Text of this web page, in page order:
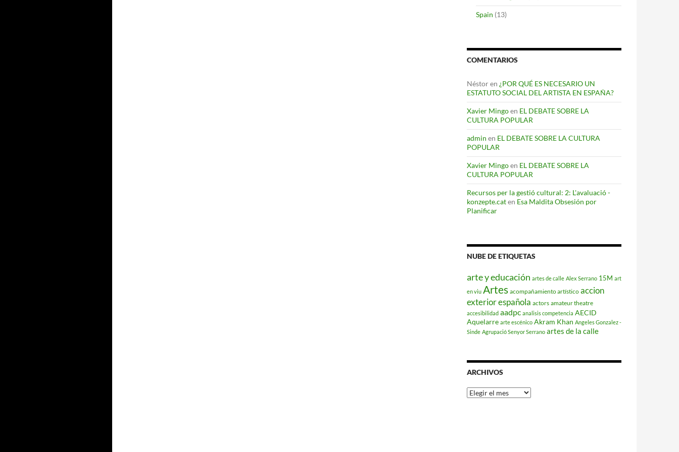
Spain (13)
COMENTARIOS
Néstoren ¿POR QUÉ ES NECESARIO UN
ESTATUTO SOCIAL DEL ARTISTA EN ESPAÑA?
Xavier Mingoen EL DEBATE SOBRE LA
CULTURA POPULAR
admin en EL DEBATE SOBRE LA CULTURA
POPULAR
Xavier Mingoen EL DEBATE SOBRE LA
CULTURA POPULAR
Recursos per la gestió cultural: 2: L'avaluació -
konzepte.caten Esa Maldita Obsesión por
Planificar
NUBE DE ETIQUETAS
arte y educación artes de calle Alex Serrano 15M art
en viu Artes acompañamiento artístico accion
exterior española actors amateur theatre
accesibilidad aadpc analisis competencia AECID
Aquelarre arte escénico Akram Khan Angeles Gonzalez -
Sinde Agrupació Senyor Serrano artes de la calle
ARCHIVOS
Archivos